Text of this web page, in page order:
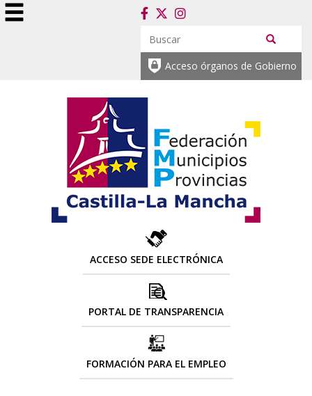
Acceso órganos de Gobierno
ACCESO SEDE ELECTRÓNICA
PORTAL DE TRANSPARENCIA
FORMACIÓN PARA EL EMPLEO